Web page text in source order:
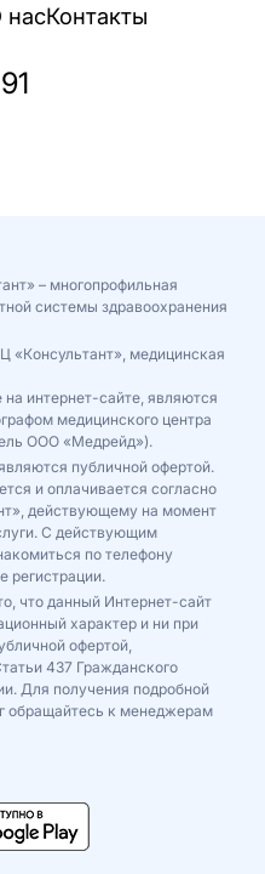
насКонтакты
– многопрофильная
системы здравоохранения
«Консультант», медицинская
интернет-сайте, являются
медицинского центра
ООО «Медрейд»).
публичной офертой.
и оплачивается согласно
действующему на момент
С действующим
по телефону
регистрации.
что данный Интернет-сайт
характер и ни при
офертой,
437 Гражданского
Для получения подробной
обращайтесь к менеджерам